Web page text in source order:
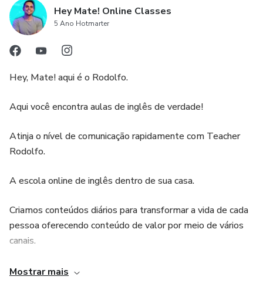
entrevistadores, responder perguntas difíceis com
confiança e maximizar suas chances de conseguir o
emprego dos seus sonhos.
você.
É só seguir as diretrizes e você estará apto a abraçar o
mundo em inglês.
Hey Mate! Online Classes
5 Ano Hotmarter
Hey, Mate! aqui é o Rodolfo.
Aqui você encontra aulas de inglês de verdade!
Atinja o nível de comunicação rapidamente com Teacher
Rodolfo.
A escola online de inglês dentro de sua casa.
Criamos conteúdos diários para transformar a vida de cada
pessoa oferecendo conteúdo de valor por meio de vários
canais.
Hoje temos o orgulho de incentivar e mudar a vida de
Mostrar mais